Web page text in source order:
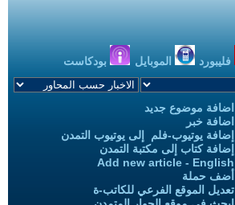
فليبورد الموبايل بودكاست
اضافة موضوع جديد
اضافة خبر
إضافة يوتيوب-فلم إلى يوتيوب التمدن
إضافة كتاب إلى مكتبة التمدن
Add new article - English
أضف حملة
تعديل الموقع الفرعي للكاتب-ة